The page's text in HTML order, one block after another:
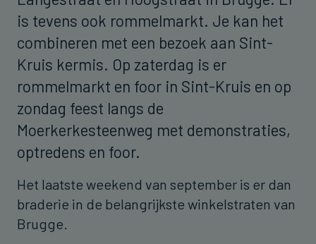
is tevens ook rommelmarkt. Je kan het
combineren met een bezoek aan Sint-
Kruis kermis. Op zaterdag is er
rommelmarkt en foor in Sint-Kruis en op
zondag feest langs de
Moerkerkesteenweg met demonstraties,
optredens en foor.
Het laatste weekend van september is er dan
braderie in de belangrijkste winkelstraten van
Brugge.